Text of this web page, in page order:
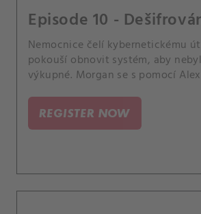
Episode 10 -
Nemocnice čelí kybernetickému
pokouší obnovit systém, aby
výkupné. Morgan se s pomocí
pacientku s Downovým syndromem.
REGISTER NOW